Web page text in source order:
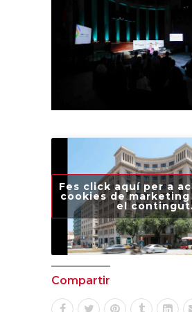
Fes click aquí per a
cookies de
el
Compartir